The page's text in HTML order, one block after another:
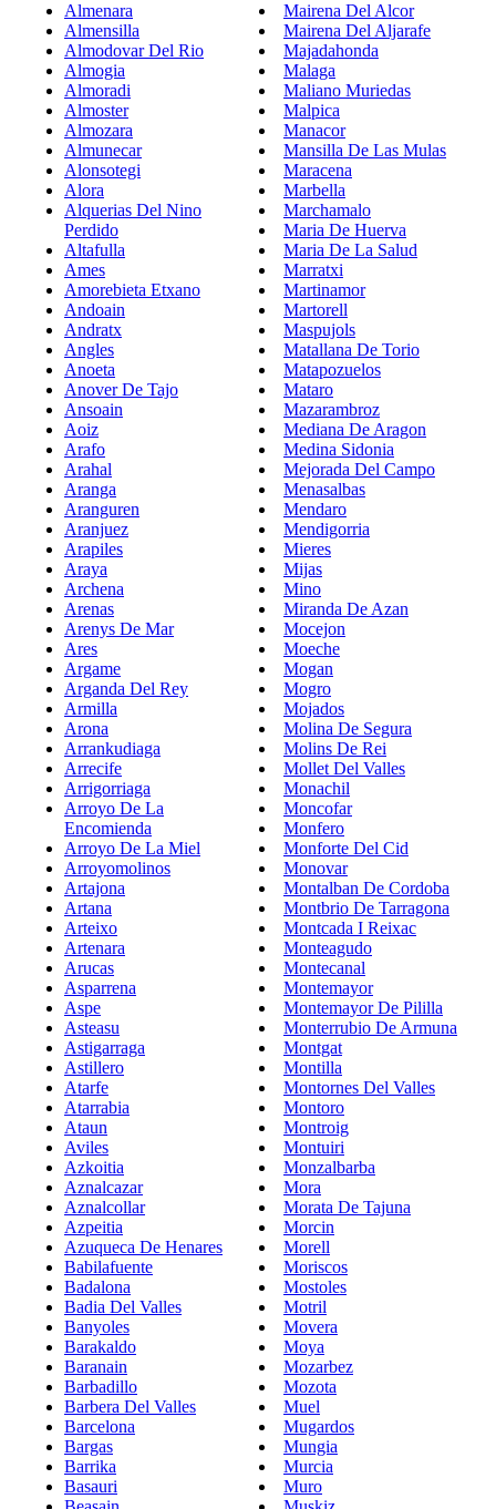
Almenara
Almensilla
Almodovar Del Rio
Almogia
Almoradi
Almoster
Almozara
Almunecar
Alonsotegi
Alora
Alquerias Del Nino
Perdido
Altafulla
Ames
Amorebieta Etxano
Andoain
Andratx
Angles
Anoeta
Anover De Tajo
Ansoain
Aoiz
Arafo
Arahal
Aranga
Aranguren
Aranjuez
Arapiles
Araya
Archena
Arenas
Arenys De Mar
Ares
Argame
Arganda Del Rey
Armilla
Arona
Arrankudiaga
Arrecife
Arrigorriaga
Arroyo De La
Encomienda
Arroyo De La Miel
Arroyomolinos
Artajona
Artana
Arteixo
Artenara
Arucas
Asparrena
Aspe
Asteasu
Astigarraga
Astillero
Atarfe
Atarrabia
Ataun
Aviles
Azkoitia
Aznalcazar
Aznalcollar
Azpeitia
Azuqueca De Henares
Babilafuente
Badalona
Badia Del Valles
Banyoles
Barakaldo
Baranain
Barbadillo
Barbera Del Valles
Barcelona
Bargas
Barrika
Basauri
Mairena Del Alcor
Mairena Del Aljarafe
Majadahonda
Malaga
Maliano Muriedas
Malpica
Manacor
Mansilla De Las Mulas
Maracena
Marbella
Marchamalo
Maria De Huerva
Maria De La Salud
Marratxi
Martinamor
Martorell
Maspujols
Matallana De Torio
Matapozuelos
Mataro
Mazarambroz
Mediana De Aragon
Medina Sidonia
Mejorada Del Campo
Menasalbas
Mendaro
Mendigorria
Mieres
Mijas
Mino
Miranda De Azan
Mocejon
Moeche
Mogan
Mogro
Mojados
Molina De Segura
Molins De Rei
Mollet Del Valles
Monachil
Moncofar
Monfero
Monforte Del Cid
Monovar
Montalban De Cordoba
Montbrio De Tarragona
Montcada I Reixac
Monteagudo
Montecanal
Montemayor
Montemayor De Pililla
Monterrubio De Armuna
Montgat
Montilla
Montornes Del Valles
Montoro
Montroig
Montuiri
Monzalbarba
Mora
Morata De Tajuna
Morcin
Morell
Moriscos
Mostoles
Motril
Movera
Moya
Mozarbez
Mozota
Muel
Mugardos
Mungia
Murcia
Muro